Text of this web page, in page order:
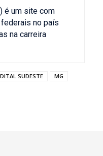
) é um site com
no país
na carreira
SUDESTE
MG